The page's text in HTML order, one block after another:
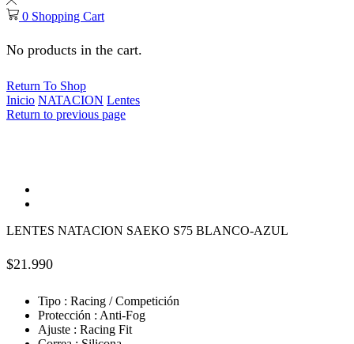
0 Shopping Cart
No products in the cart.
Return To Shop
Inicio NATACION Lentes
Return to previous page
LENTES NATACION SAEKO S75 BLANCO-AZUL
$21.990
Tipo : Racing / Competición
Protección : Anti-Fog
Ajuste : Racing Fit